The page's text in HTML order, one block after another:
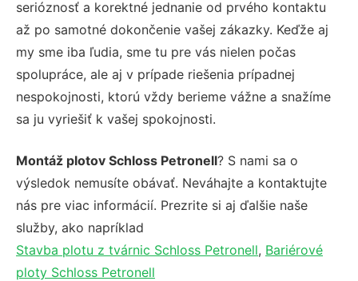
serióznosť a korektné jednanie od prvého kontaktu
až po samotné dokončenie vašej zákazky. Keďže aj
my sme iba ľudia, sme tu pre vás nielen počas
spolupráce, ale aj v prípade riešenia prípadnej
nespokojnosti, ktorú vždy berieme vážne a snažíme
sa ju vyriešiť k vašej spokojnosti.
Montáž plotov Schloss Petronell? S nami sa o
výsledok nemusíte obávať. Neváhajte a kontaktujte
nás pre viac informácií. Prezrite si aj ďalšie naše
služby, ako napríklad
Stavba plotu z tvárnic Schloss Petronell, Bariérové
ploty Schloss Petronell